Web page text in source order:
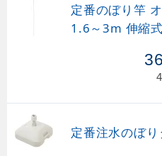
定番のぼり竿
1.6～3m 伸縮
定番注水のぼ